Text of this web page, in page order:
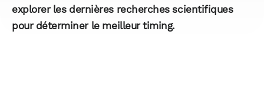
explorer les dernières recherches scientifiques
pour déterminer le meilleur timing.